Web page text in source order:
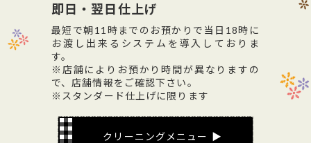
即日・翌日仕上げ
最短で朝11時までのお預かりで当日18時に
お渡し出来るシステムを導入しておりま
す。
※店舗によりお預かり時間が異なりますの
で、店舗情報をご確認下さい。
※スタンダード仕上げに限ります
クリーニングメニュー